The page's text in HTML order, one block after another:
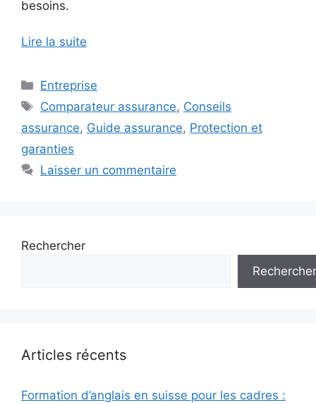
besoins.
Lire la suite
Catégories
Entreprise
Étiquettes
Comparateur assurance, Conseils
assurance, Guide assurance, Protection et
garanties
Laisser un commentaire
Rechercher
Rechercher
Articles récents
Formation d’anglais en suisse pour les cadres :